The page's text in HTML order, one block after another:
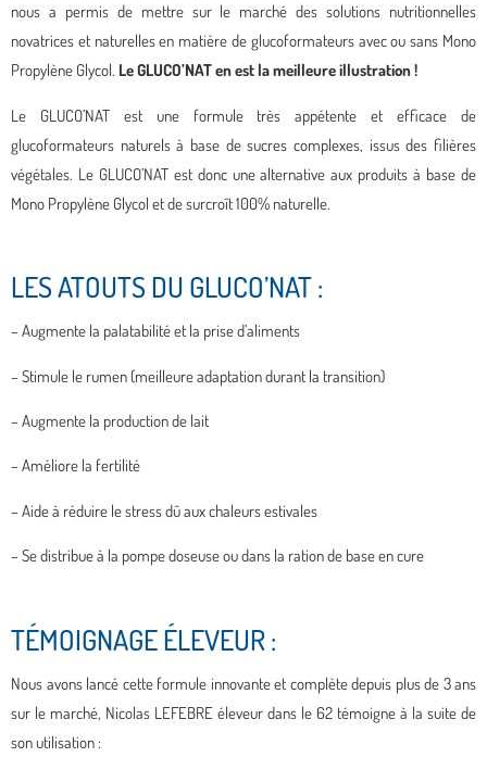
nous a permis de mettre sur le marché des solutions nutritionnelles
novatrices et naturelles en matière de glucoformateurs avec ou sans Mono
Propylène Glycol. Le GLUCO’NAT en est la meilleure illustration !
Le GLUCO’NAT est une formule très appétente et efficace de
glucoformateurs naturels à base de sucres complexes, issus des filières
végétales. Le GLUCO’NAT est donc une alternative aux produits à base de
Mono Propylène Glycol et de surcroît 100% naturelle.
LES ATOUTS DU GLUCO’NAT :
– Augmente la palatabilité et la prise d’aliments
– Stimule le rumen (meilleure adaptation durant la transition)
– Augmente la production de lait
– Améliore la fertilité
– Aide à réduire le stress dû aux chaleurs estivales
– Se distribue à la pompe doseuse ou dans la ration de base en cure
TÉMOIGNAGE ÉLEVEUR :
Nous avons lancé cette formule innovante et complète depuis plus de 3 ans
sur le marché, Nicolas LEFEBRE éleveur dans le 62 témoigne à la suite de
son utilisation :